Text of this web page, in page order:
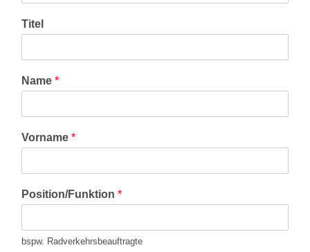
Titel
Name *
Vorname *
Position/Funktion *
bspw. Radverkehrsbeauftragte